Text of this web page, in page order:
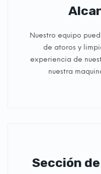
Nuestro equipo
de atoros y
experiencia de
nuestra
Sección